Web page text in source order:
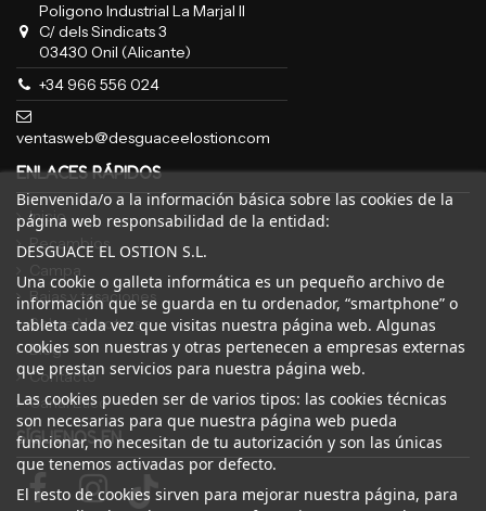
Poligono Industrial La Marjal II
C/ dels Sindicats 3
03430 Onil (Alicante)
+34 966 556 024
ventasweb@desguaceelostion.com
ENLACES RÁPIDOS
Inicio
Recambios
Bajas y tasaciones
Sobre Nosotros
Blog
Contacto
Canal Ético
Bienvenida/o a la información básica sobre las cookies de la
página web responsabilidad de la entidad:
DESGUACE EL OSTION S.L.
Una cookie o galleta informática es un pequeño archivo de
información que se guarda en tu ordenador, “smartphone” o
tableta cada vez que visitas nuestra página web. Algunas
cookies son nuestras y otras pertenecen a empresas externas
que prestan servicios para nuestra página web.
Las cookies pueden ser de varios tipos: las cookies técnicas
son necesarias para que nuestra página web pueda
funcionar, no necesitan de tu autorización y son las únicas
que tenemos activadas por defecto.
El resto de cookies sirven para mejorar nuestra página, para
SÍGUENOS EN